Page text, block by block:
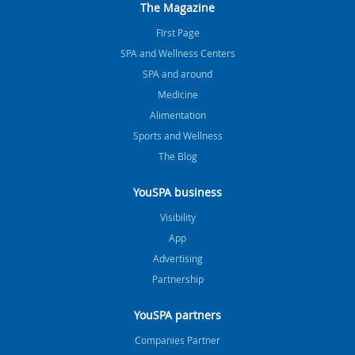
The Magazine
FIrst Page
SPA and Wellness Centers
SPA and around
Medicine
Alimentation
Sports and Wellness
The Blog
YouSPA business
Visibility
App
Advertising
Partnership
YouSPA partners
Companies Partner